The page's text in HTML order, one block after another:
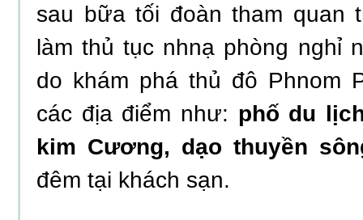
sau bữa tối đoàn tham quan
làm thủ tục nhnạ phòng nghỉ
do khám phá thủ đô Phnom
các địa điểm như: phố du
kim Cương, dạo thuyền
đêm tại khách sạn.